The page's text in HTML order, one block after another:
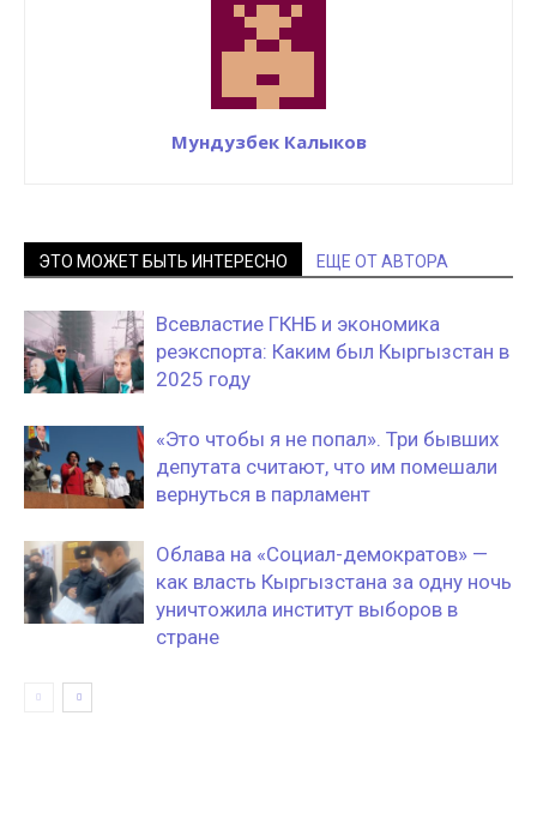
Мундузбек Калыков
ЭТО МОЖЕТ БЫТЬ ИНТЕРЕСНО ЕЩЕ ОТ АВТОРА
Всевластие ГКНБ и экономика
реэкспорта: Каким был Кыргызстан в
2025 году
«Это чтобы я не попал». Три бывших
депутата считают, что им помешали
вернуться в парламент
Облава на «Социал-демократов» —
как власть Кыргызстана за одну ночь
уничтожила институт выборов в
стране